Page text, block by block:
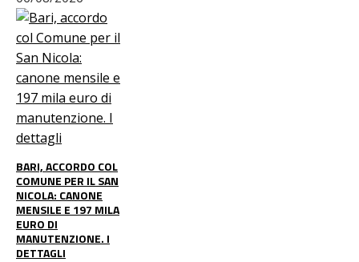
BARI, ACCORDO COL
COMUNE PER IL SAN
NICOLA: CANONE
MENSILE E 197 MILA
EURO DI
MANUTENZIONE. I
DETTAGLI